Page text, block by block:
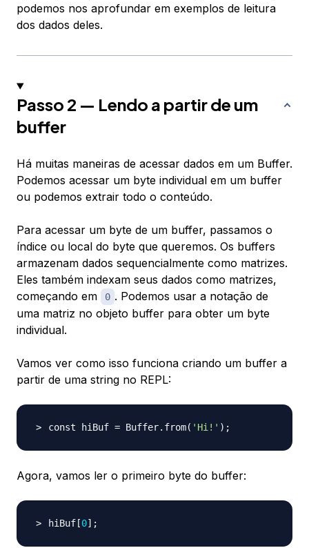
podemos nos aprofundar em exemplos de leitura
dos dados deles.
Passo 2 — Lendo a partir de um
buffer
Há muitas maneiras de acessar dados em um Buffer.
Podemos acessar um byte individual em um buffer
ou podemos extrair todo o conteúdo.
Para acessar um byte de um buffer, passamos o
índice ou local do byte que queremos. Os buffers
armazenam dados sequencialmente como matrizes.
Eles também indexam seus dados como matrizes,
começando em
0 . Podemos usar a notação de
uma matriz no objeto buffer para obter um byte
individual.
Vamos ver como isso funciona criando um buffer a
partir de uma string no REPL:
const hiBuf = Buffer.from( 'Hi!' ) ;
Agora, vamos ler o primeiro byte do buffer:
hiBuf [0] ;